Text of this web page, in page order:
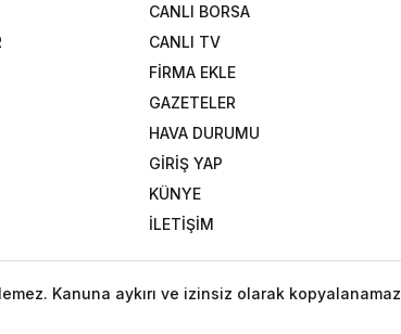
CANLI BORSA
CANLI TV
FİRMA EKLE
GAZETELER
HAVA DURUMU
GİRİŞ YAP
KÜNYE
İLETİŞİM
Kanuna aykırı ve izinsiz olarak kopyalanamaz,